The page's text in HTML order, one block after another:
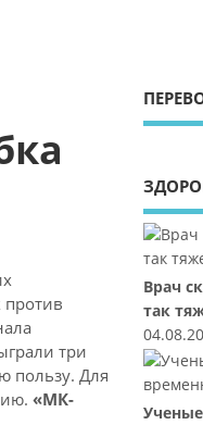
три
пользу. Для
«МК-
Врач
так